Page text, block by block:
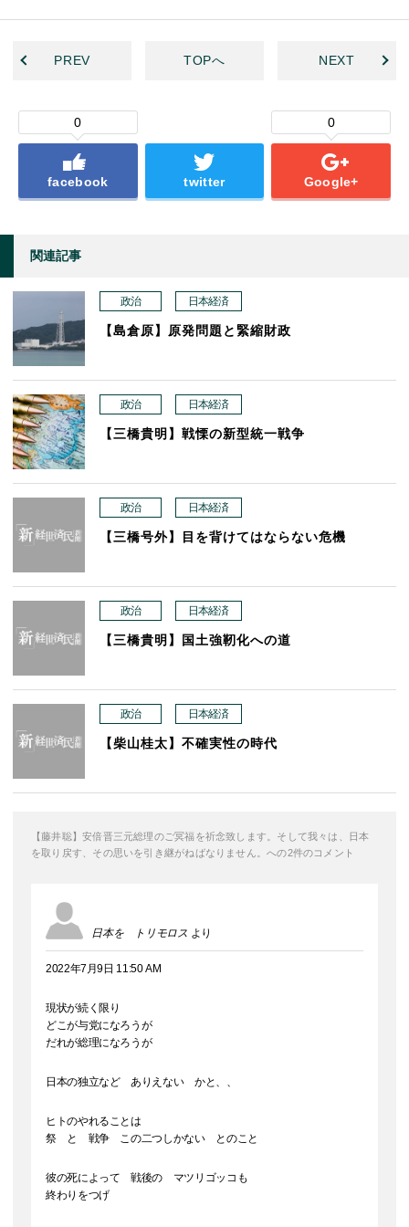
PREV TOPへ NEXT
0
facebook twitter
0
Google+
関連記事
政治 日本経済
【島倉原】原発問題と緊縮財政
政治 日本経済
【三橋貴明】戦慄の新型統一戦争
政治 日本経済
【三橋号外】目を背けてはならない危機
政治 日本経済
【三橋貴明】国土強靭化への道
政治 日本経済
【柴山桂太】不確実性の時代
【藤井聡】安倍晋三元総理のご冥福を祈念致します。そして我々は、日本
を取り戻す、その思いを引き継がねばなりません。への2件のコメント
日本を トリモロス より
2022年7月9日 11:50 AM
現状が続く限り
どこが与党になろうが
だれが総理になろうが
日本の独立など ありえない かと、、
ヒトのやれることは
祭 と 戦争 この二つしかない とのこと
彼の死によって 戦後の マツリゴッコも
終わりをつげ